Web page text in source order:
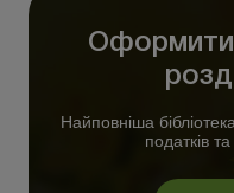
Оформити
Найповніша
податків